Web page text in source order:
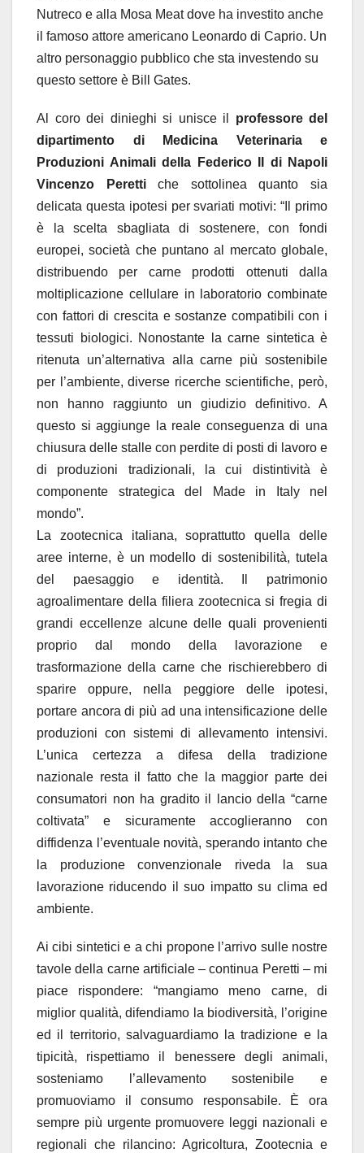
Nutreco e alla Mosa Meat dove ha investito anche
il famoso attore americano Leonardo di Caprio. Un
altro personaggio pubblico che sta investendo su
questo settore è Bill Gates.
Al coro dei dinieghi si unisce il professore del
dipartimento di Medicina Veterinaria e
Produzioni Animali della Federico II di Napoli
Vincenzo Perettiche sottolinea quanto sia
delicata questa ipotesi per svariati motivi: “Il primo
è la scelta sbagliata di sostenere, con fondi
europei, società che puntano al mercato globale,
distribuendo per carne prodotti ottenuti dalla
moltiplicazione cellulare in laboratorio combinate
con fattori di crescita e sostanze compatibili con i
tessuti biologici. Nonostante la carne sintetica è
ritenuta un’alternativa alla carne più sostenibile
per l’ambiente, diverse ricerche scientifiche, però,
non hanno raggiunto un giudizio definitivo. A
questo si aggiunge la reale conseguenza di una
chiusura delle stalle con perdite di posti di lavoro e
di produzioni tradizionali, la cui distintività è
componente strategica del Made in Italy nel
mondo”.
La zootecnica italiana, soprattutto quella delle
aree interne, è un modello di sostenibilità, tutela
del paesaggio e identità. Il patrimonio
agroalimentare della filiera zootecnica si fregia di
grandi eccellenze alcune delle quali provenienti
proprio dal mondo della lavorazione e
trasformazione della carne che rischierebbero di
sparire oppure, nella peggiore delle ipotesi,
portare ancora di più ad una intensificazione delle
produzioni con sistemi di allevamento intensivi.
L’unica certezza a difesa della tradizione
nazionale resta il fatto che la maggior parte dei
consumatori non ha gradito il lancio della “carne
coltivata” e sicuramente accoglieranno con
diffidenza l’eventuale novità, sperando intanto che
la produzione convenzionale riveda la sua
lavorazione riducendo il suo impatto su clima ed
ambiente.
Ai cibi sintetici e a chi propone l’arrivo sulle nostre
tavole della carne artificiale – continua Peretti – mi
piace rispondere: “mangiamo meno carne, di
miglior qualità, difendiamo la biodiversità, l’origine
ed il territorio, salvaguardiamo la tradizione e la
tipicità, rispettiamo il benessere degli animali,
sosteniamo l’allevamento sostenibile e
promuoviamo il consumo responsabile. È ora
sempre più urgente promuovere leggi nazionali e
regionali che rilancino: Agricoltura, Zootecnia e